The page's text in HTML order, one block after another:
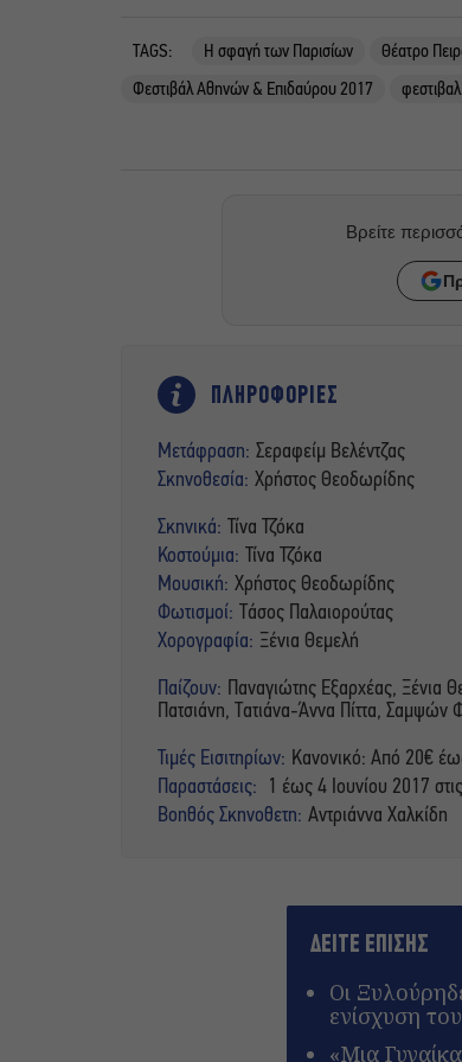
TAGS: ​Η σφαγή των Παρισίων Θέατρο
Φεστιβάλ Αθηνών & Επιδαύρου 2017
Βρείτε
ΠΛΗΡΟΦΟΡΙΕΣ
Μετάφραση: Σεραφείμ Βελέντζας
Σκηνοθεσία: Χρήστος Θεοδωρίδης
Σκηνικά: Τίνα Τζόκα
Κοστούμια: Τίνα Τζόκα
Μουσική: Χρήστος Θεοδωρίδης
Φωτισμοί: Τάσος Παλαιορούτας
Χορογραφία: Ξένια Θεμελή
Παίζουν: Παναγιώτης Εξαρχέας, Ξένια
Πατσιάνη, Τατιάνα-Άννα Πίττα, Σαμψών
Τιμές Εισιτηρίων: ​Κανονικό: Από 20€
Παραστάσεις:
1 έως 4 Ιουνίου 2017
Βοηθός Σκηνοθετη: Αντριάννα Χαλκίδη
ΔΕΙΤΕ ΕΠΙΣΗΣ
Οι
ενίσχυση
«Μια